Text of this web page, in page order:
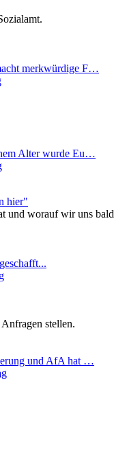
merkwürdige F…
Alter wurde Eu…
hier"
und worauf wir uns bald
stellen.
und AfA hat …